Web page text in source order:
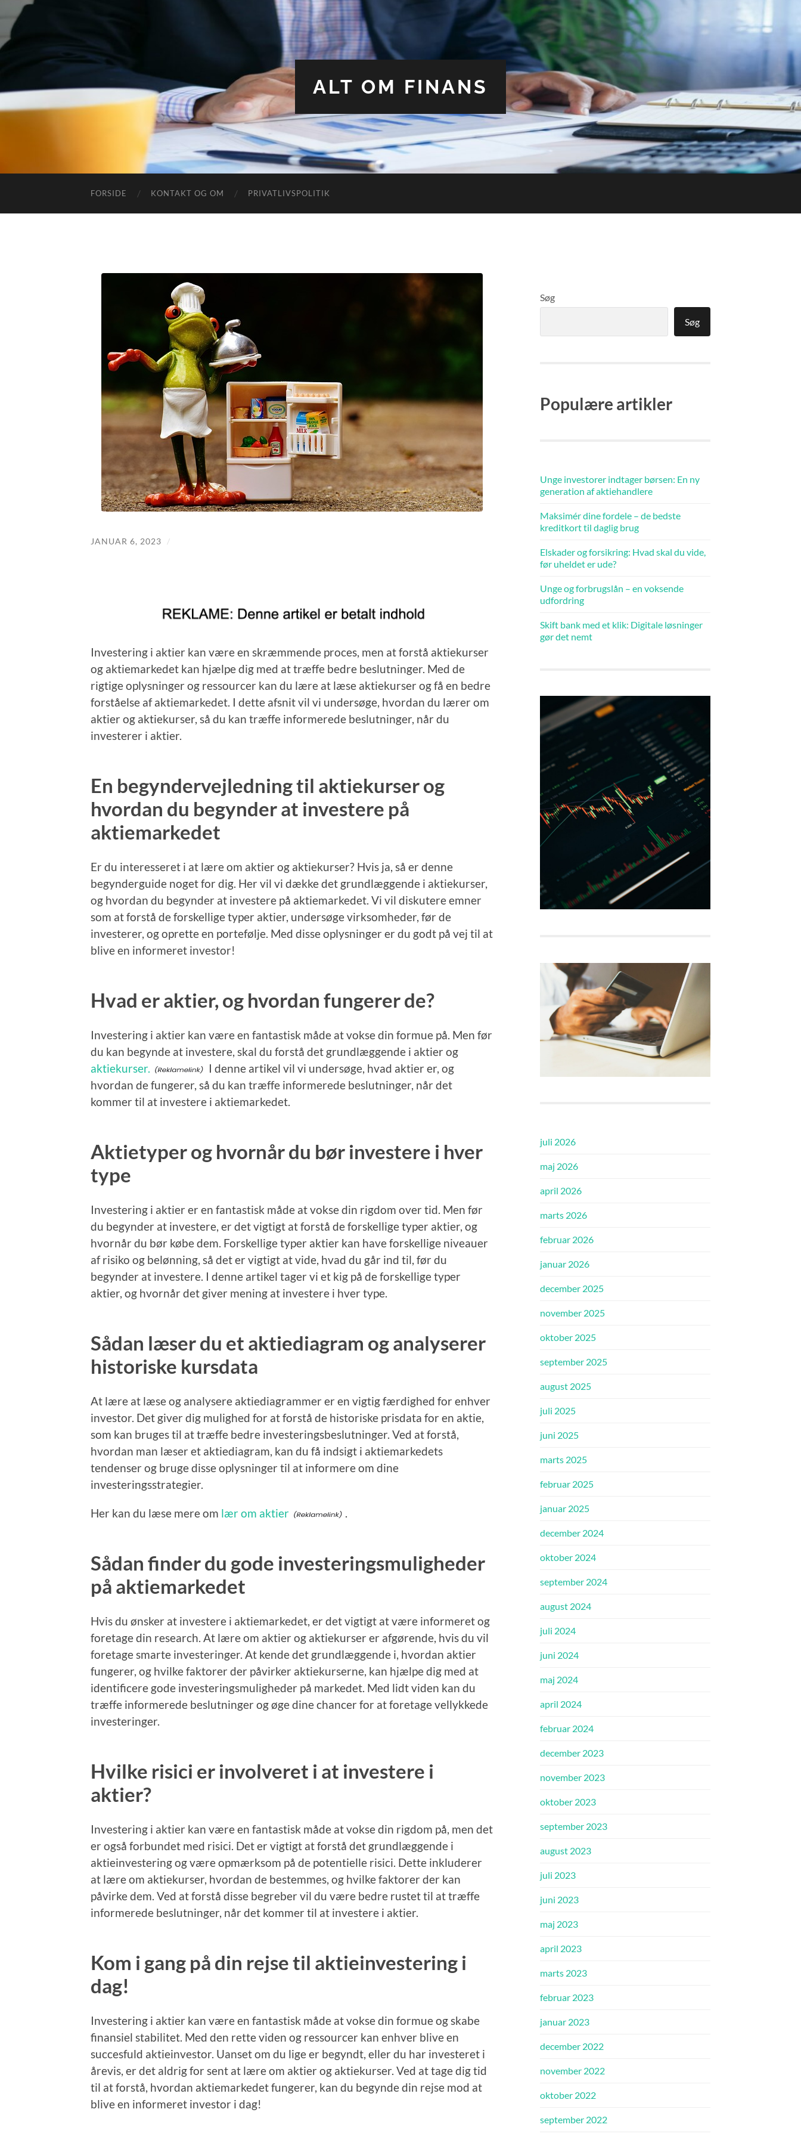
ALT OM FINANS
FORSIDE KONTAKT OG OM PRIVATLIVSPOLITIK
JANUAR 6, 2023 /
Investering i aktier kan være en skræmmende proces, men at forstå aktiekurser
og aktiemarkedet kan hjælpe dig med at træffe bedre beslutninger. Med de
rigtige oplysninger og ressourcer kan du lære at læse aktiekurser og få en bedre
forståelse af aktiemarkedet. I dette afsnit vil vi undersøge, hvordan du lærer om
aktier og aktiekurser, så du kan træffe informerede beslutninger, når du
investerer i aktier.
En begyndervejledning til aktiekurser og
hvordan du begynder at investere på
aktiemarkedet
Er du interesseret i at lære om aktier og aktiekurser? Hvis ja, så er denne
begynderguide noget for dig. Her vil vi dække det grundlæggende i aktiekurser,
og hvordan du begynder at investere på aktiemarkedet. Vi vil diskutere emner
som at forstå de forskellige typer aktier, undersøge virksomheder, før de
investerer, og oprette en portefølje. Med disse oplysninger er du godt på vej til at
blive en informeret investor!
Hvad er aktier, og hvordan fungerer de?
Investering i aktier kan være en fantastisk måde at vokse din formue på. Men før
du kan begynde at investere, skal du forstå det grundlæggende i aktier og
aktiekurser.
I denne artikel vil vi undersøge, hvad aktier er, og
hvordan de fungerer, så du kan træffe informerede beslutninger, når det
kommer til at investere i aktiemarkedet.
Aktietyper og hvornår du bør investere i hver
type
Investering i aktier er en fantastisk måde at vokse din rigdom over tid. Men før
du begynder at investere, er det vigtigt at forstå de forskellige typer aktier, og
hvornår du bør købe dem. Forskellige typer aktier kan have forskellige niveauer
af risiko og belønning, så det er vigtigt at vide, hvad du går ind til, før du
begynder at investere. I denne artikel tager vi et kig på de forskellige typer
aktier, og hvornår det giver mening at investere i hver type.
Sådan læser du et aktiediagram og analyserer
historiske kursdata
At lære at læse og analysere aktiediagrammer er en vigtig færdighed for enhver
investor. Det giver dig mulighed for at forstå de historiske prisdata for en aktie,
som kan bruges til at træffe bedre investeringsbeslutninger. Ved at forstå,
hvordan man læser et aktiediagram, kan du få indsigt i aktiemarkedets
tendenser og bruge disse oplysninger til at informere om dine
investeringsstrategier.
Her kan du læse mere om lær om aktier .
Sådan finder du gode investeringsmuligheder
på aktiemarkedet
Hvis du ønsker at investere i aktiemarkedet, er det vigtigt at være informeret og
foretage din research. At lære om aktier og aktiekurser er afgørende, hvis du vil
foretage smarte investeringer. At kende det grundlæggende i, hvordan aktier
fungerer, og hvilke faktorer der påvirker aktiekurserne, kan hjælpe dig med at
identificere gode investeringsmuligheder på markedet. Med lidt viden kan du
træffe informerede beslutninger og øge dine chancer for at foretage vellykkede
investeringer.
Hvilke risici er involveret i at investere i
aktier?
Investering i aktier kan være en fantastisk måde at vokse din rigdom på, men det
er også forbundet med risici. Det er vigtigt at forstå det grundlæggende i
aktieinvestering og være opmærksom på de potentielle risici. Dette inkluderer
at lære om aktiekurser, hvordan de bestemmes, og hvilke faktorer der kan
påvirke dem. Ved at forstå disse begreber vil du være bedre rustet til at træffe
informerede beslutninger, når det kommer til at investere i aktier.
Kom i gang på din rejse til aktieinvestering i
dag!
Investering i aktier kan være en fantastisk måde at vokse din formue og skabe
finansiel stabilitet. Med den rette viden og ressourcer kan enhver blive en
succesfuld aktieinvestor. Uanset om du lige er begyndt, eller du har investeret i
årevis, er det aldrig for sent at lære om aktier og aktiekurser. Ved at tage dig tid
til at forstå, hvordan aktiemarkedet fungerer, kan du begynde din rejse mod at
blive en informeret investor i dag!
Søg
Søg
Populære artikler
Unge investorer indtager børsen: En ny
generation af aktiehandlere
Maksimér dine fordele – de bedste
kreditkort til daglig brug
Elskader og forsikring: Hvad skal du vide,
før uheldet er ude?
Unge og forbrugslån – en voksende
udfordring
Skift bank med et klik: Digitale løsninger
gør det nemt
juli 2026
maj 2026
april 2026
marts 2026
februar 2026
januar 2026
december 2025
november 2025
oktober 2025
september 2025
august 2025
juli 2025
juni 2025
marts 2025
februar 2025
januar 2025
december 2024
oktober 2024
september 2024
august 2024
juli 2024
juni 2024
maj 2024
april 2024
februar 2024
december 2023
november 2023
oktober 2023
september 2023
august 2023
juli 2023
juni 2023
maj 2023
april 2023
marts 2023
februar 2023
januar 2023
december 2022
november 2022
oktober 2022
september 2022